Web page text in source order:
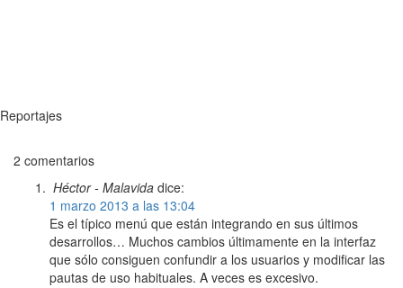
Reportajes
2 comentarios
Héctor - Malavida dice:
1 marzo 2013 a las 13:04
Es el típico menú que están integrando en sus últimos
desarrollos… Muchos cambios últimamente en la interfaz
que sólo consiguen confundir a los usuarios y modificar las
pautas de uso habituales. A veces es excesivo.